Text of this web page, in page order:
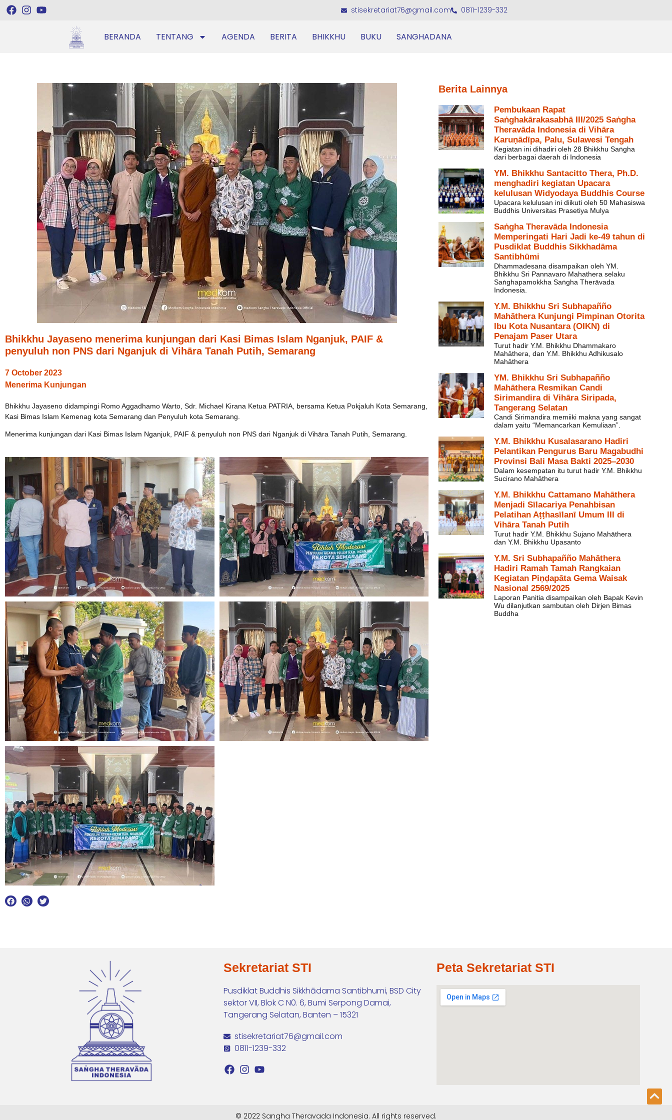
stisekretariat76@gmail.com 0811-1239-332
BERANDA TENTANG AGENDA BERITA BHIKKHU BUKU SANGHADANA
Bhikkhu Jayaseno menerima kunjungan dari Kasi Bimas Islam Nganjuk, PAIF &
penyuluh non PNS dari Nganjuk di Vihāra Tanah Putih, Semarang
7 October 2023
Menerima Kunjungan
Bhikkhu Jayaseno didampingi Romo Aggadhamo Warto, Sdr. Michael Kirana Ketua PATRIA, bersama Ketua Pokjaluh Kota Semarang,
Kasi Bimas Islam Kemenag kota Semarang dan Penyuluh kota Semarang.
Menerima kunjungan dari Kasi Bimas Islam Nganjuk, PAIF & penyuluh non PNS dari Nganjuk di Vihāra Tanah Putih, Semarang.
Berita Lainnya
Pembukaan Rapat
Saṅghakārakasabhā III/2025 Saṅgha
Theravāda Indonesia di Vihāra
Karuṇādīpa, Palu, Sulawesi Tengah
Kegiatan ini dihadiri oleh 28 Bhikkhu Saṅgha
dari berbagai daerah di Indonesia
YM. Bhikkhu Santacitto Thera, Ph.D.
menghadiri kegiatan Upacara
kelulusan Widyodaya Buddhis Course
Upacara kelulusan ini diikuti oleh 50 Mahasiswa
Buddhis Universitas Prasetiya Mulya
Saṅgha Theravāda Indonesia
Memperingati Hari Jadi ke-49 tahun di
Pusdiklat Buddhis Sikkhadāma
Santibhūmi
Dhammadesana disampaikan oleh YM.
Bhikkhu Sri Pannavaro Mahathera selaku
Saṅghapamokkha Saṅgha Therāvada
Indonesia.
Y.M. Bhikkhu Sri Subhapañño
Mahāthera Kunjungi Pimpinan Otorita
Ibu Kota Nusantara (OIKN) di
Penajam Paser Utara
Turut hadir Y.M. Bhikkhu Dhammakaro
Mahāthera, dan Y.M. Bhikkhu Adhikusalo
Mahāthera
YM. Bhikkhu Sri Subhapañño
Mahāthera Resmikan Candi
Sirimandira di Vihāra Siripada,
Tangerang Selatan
Candi Sirimandira memiiki makna yang sangat
dalam yaitu “Memancarkan Kemuliaan”.
Y.M. Bhikkhu Kusalasarano Hadiri
Pelantikan Pengurus Baru Magabudhi
Provinsi Bali Masa Bakti 2025–2030
Dalam kesempatan itu turut hadir Y.M. Bhikkhu
Sucirano Mahāthera
Y.M. Bhikkhu Cattamano Mahāthera
Menjadi Sīlacariya Penahbisan
Pelatihan Aṭṭhasīlanī Umum III di
Vihāra Tanah Putih
Turut hadir Y.M. Bhikkhu Sujano Mahāthera
dan Y.M. Bhikkhu Upasanto
Y.M. Sri Subhapañño Mahāthera
Hadiri Ramah Tamah Rangkaian
Kegiatan Piṇḍapāta Gema Waisak
Nasional 2569/2025
Laporan Panitia disampaikan oleh Bapak Kevin
Wu dilanjutkan sambutan oleh Dirjen Bimas
Buddha
Sekretariat STI
Pusdiklat Buddhis Sikkhādama Santibhumi, BSD City
sektor VII, Blok C N0. 6, Bumi Serpong Damai,
Tangerang Selatan, Banten – 15321
stisekretariat76@gmail.com
0811-1239-332
Peta Sekretariat STI
© 2022 Sangha Theravada Indonesia. All rights reserved.